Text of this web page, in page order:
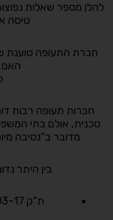
להלן מספר שאלות
טיסה
חברת התעופה טוענת
האם
חברות תעופה רבות
טכנית, אולם בתי
מדובר ב”נסיבה
בין היתר
ת”ק 68228-03-17 מושקטל נ’ ארקיע